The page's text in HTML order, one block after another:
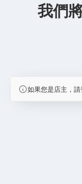
我們
如果您是店主，請